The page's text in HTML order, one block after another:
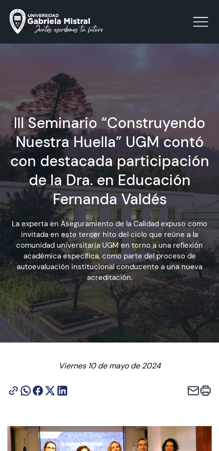
La Universidad
Facultades y Escuelas
Vinculación con el Medio
Investigación
Acreditación
Admisión
Dirección de Desarrollo Estudiantil
Becas y Beneficios
Estudiantes
Biblioteca
Language Center
III Seminario “Construyendo
Nuestra Huella” UGM contó
con destacada participación
de la Dra. en Educación
Fernanda Valdés
La experta en Aseguramiento de la Calidad expuso como
invitada en este tercer hito del ciclo que reúne a la
comunidad universitaria UGM en torno a una reflexión
académica específica, como parte del proceso de
autoevaluación institucional conducente a una nueva
acreditación.
Viernes 10 de mayo de 2024